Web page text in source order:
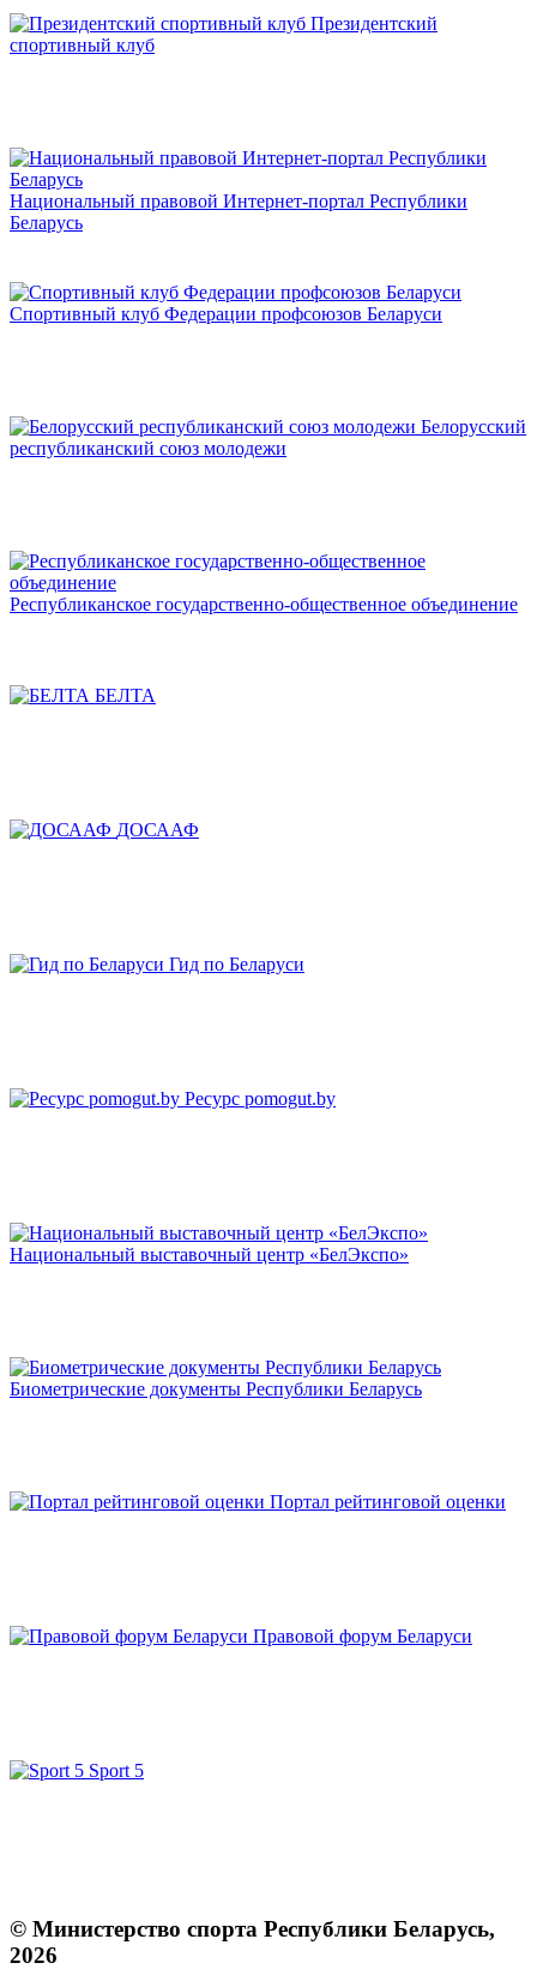
Президентский
спортивный клуб
Национальный правовой Интернет-портал Республики
Беларусь
Спортивный клуб Федерации профсоюзов Беларуси
Белорусский
республиканский союз молодежи
Республиканское государственно-общественное объединение
БЕЛТА
ДОСААФ
Гид по Беларуси
Ресурс pomogut.by
Национальный выставочный центр «БелЭкспо»
Биометрические документы Республики Беларусь
Портал рейтинговой оценки
Правовой форум Беларуси
Sport 5
© Министерство спорта Республики Беларусь,
2026